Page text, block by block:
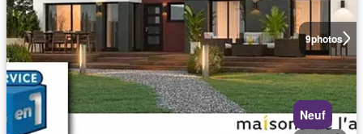
9photos
Neuf